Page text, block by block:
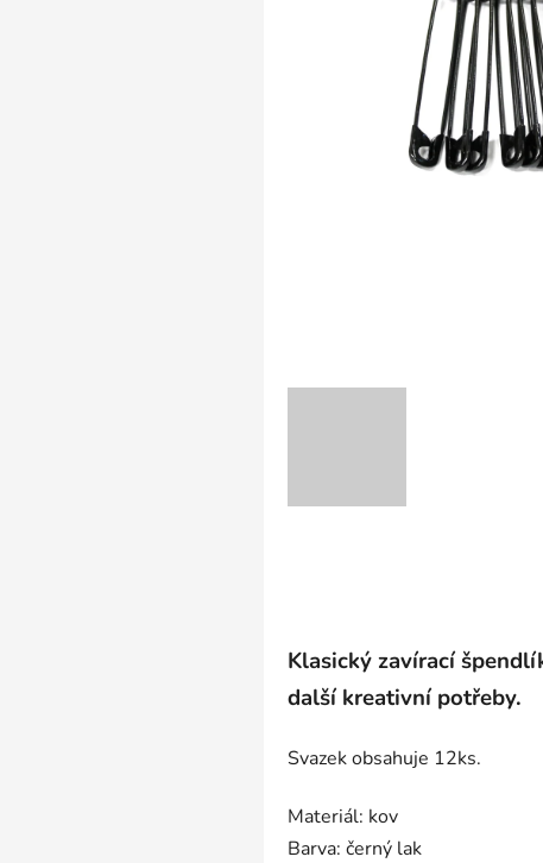
Klasický zavírací
další kreativní potřeby.
Svazek obsahuje 12ks.
Materiál: kov
Barva: černý lak